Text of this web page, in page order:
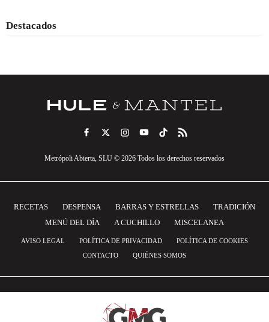
Destacados
Metrópoli Abierta, SLU © 2026 Todos los derechos reservados
RECETAS DESPENSA BARRAS Y ESTRELLAS
TRADICIÓN
MENÚ DEL DÍA
A CUCHILLO MISCELANEA
AVISO LEGAL POLÍTICA DE PRIVACIDAD
POLÍTICA DE COOKIES
CONTACTO
QUIÉNES SOMOS